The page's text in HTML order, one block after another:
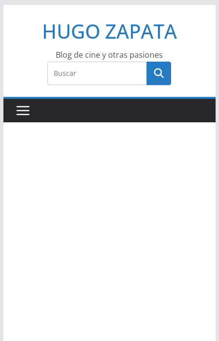
HUGO ZAPATA
Blog de cine y otras pasiones